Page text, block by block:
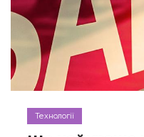
Технології